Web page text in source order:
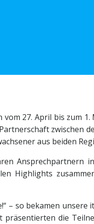
27. April bis zum
zwischen
aus beiden
Ansprechpartnern
Highlights
– so bekamen
präsentierten die